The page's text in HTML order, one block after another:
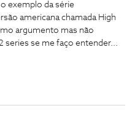
exemplo da série
americana chamada High
argumento mas não
series se me faço entender...